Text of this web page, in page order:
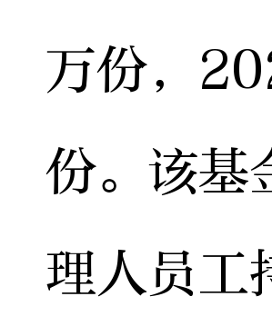
万份，
份。该基
理人员工